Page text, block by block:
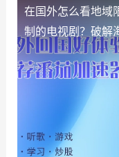
在国外怎么看地域
制的电视剧？破解